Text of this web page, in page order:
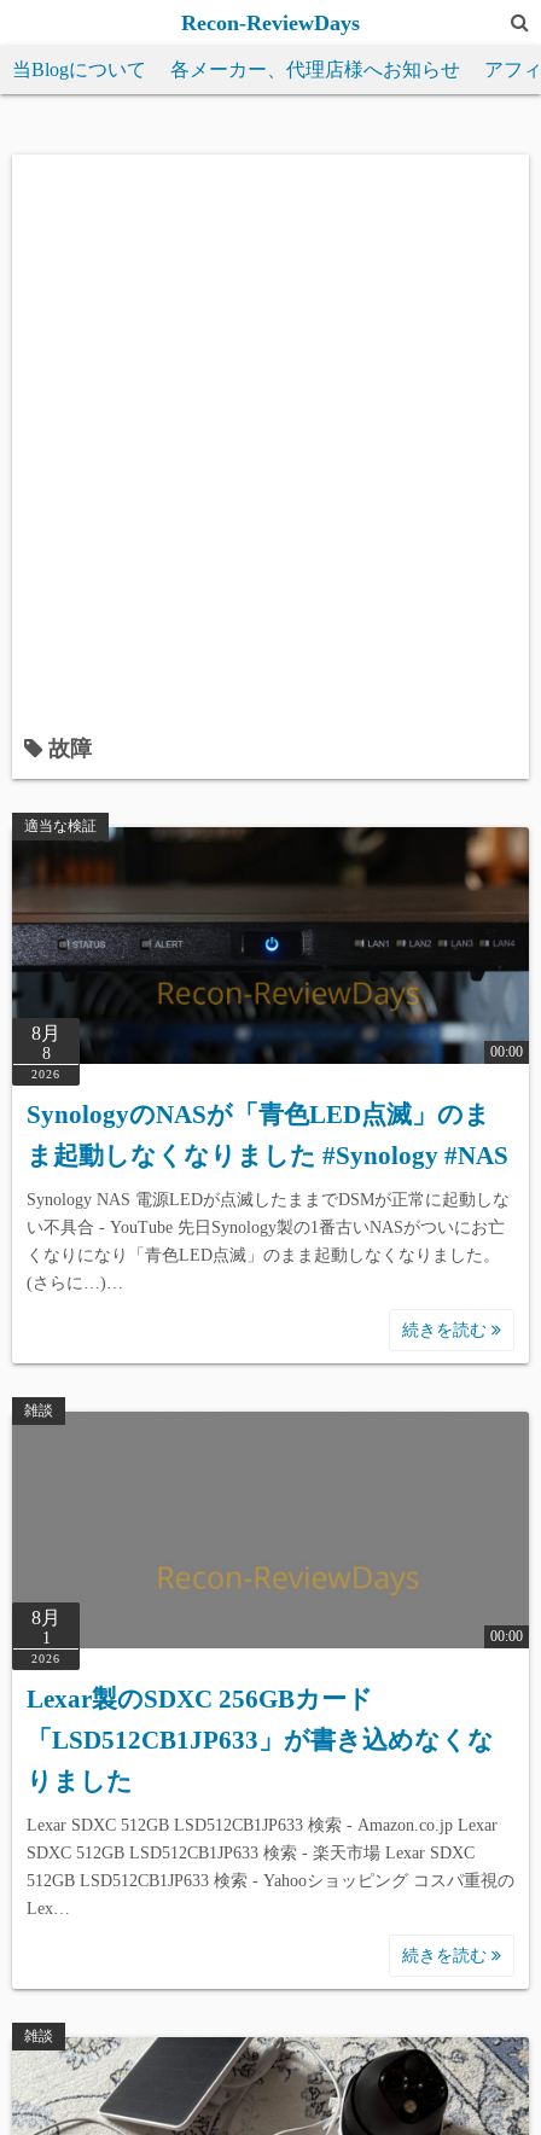
テ
Recon-ReviewDays
当Blogについて 各メーカー、代理店様へお知らせ アフ
故障
適当な検証
8月
8
2026
00:00
SynologyのNASが「青色LED点滅」のま
ま起動しなくなりました #Synology #NAS
Synology NAS 電源LEDが点滅したままでDSMが正常に起動しな
い不具合 - YouTube 先日Synology製の1番古いNASがついにお亡
くなりになり「青色LED点滅」のまま起動しなくなりました。
(さらに…)…
続きを読む
雑談
8月
1
2026
00:00
Lexar製のSDXC 256GBカード
「LSD512CB1JP633」が書き込めなくな
りました
Lexar SDXC 512GB LSD512CB1JP633 検索 - Amazon.co.jp Lexar
SDXC 512GB LSD512CB1JP633 検索 - 楽天市場 Lexar SDXC
512GB LSD512CB1JP633 検索 - Yahooショッピング コスパ重視の
Lex…
続きを読む
雑談